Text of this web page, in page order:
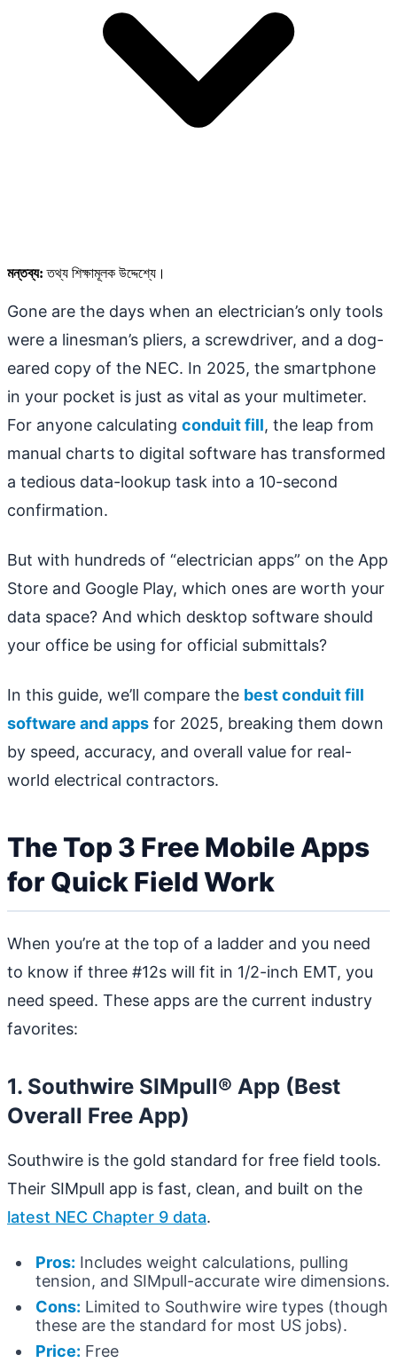
মন্তব্য:তথ্য শিক্ষামূলক উদ্দেশ্যে।
Gone are the days when an electrician’s only tools
were a linesman’s pliers, a screwdriver, and a dog-
eared copy of the NEC. In 2025, the smartphone
in your pocket is just as vital as your multimeter.
For anyone calculating conduit fill, the leap from
manual charts to digital software has transformed
a tedious data-lookup task into a 10-second
confirmation.
But with hundreds of “electrician apps” on the App
Store and Google Play, which ones are worth your
data space? And which desktop software should
your office be using for official submittals?
In this guide, we’ll compare the best conduit fill
software and apps for 2025, breaking them down
by speed, accuracy, and overall value for real-
world electrical contractors.
The Top 3 Free Mobile Apps
for Quick Field Work
When you’re at the top of a ladder and you need
to know if three #12s will fit in 1/2-inch EMT, you
need speed. These apps are the current industry
favorites:
1. Southwire SIMpull® App (Best
Overall Free App)
Southwire is the gold standard for free field tools.
Their SIMpull app is fast, clean, and built on the
latest NEC Chapter 9 data.
Pros: Includes weight calculations, pulling
tension, and SIMpull-accurate wire dimensions.
Cons: Limited to Southwire wire types (though
these are the standard for most US jobs).
Price: Free